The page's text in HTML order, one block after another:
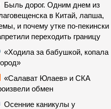
Быль дорог. Одним днем из
в Китай, лапша,
и почему утке по-пекински
переходить границу
«Ходила за бабушкой, копала
«Салават Юлаев» и СКА
обмен
Осенние каникулы у